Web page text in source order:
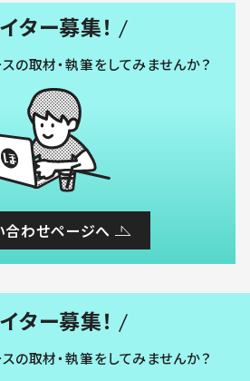
ター募集！
の取材・執筆をしてみませんか？
合わせページへ
ター募集！
の取材・執筆をしてみませんか？